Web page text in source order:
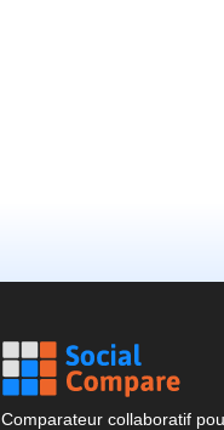
Comparateur collaboratif